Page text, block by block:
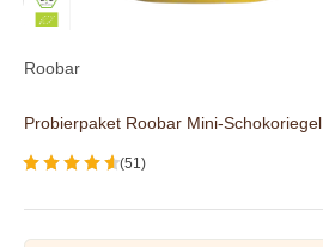
Roobar
Probierpaket Roobar Mini-Schokoriegel
(51)